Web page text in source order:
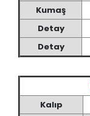
Kumaş
Detay
Detay
Kalıp